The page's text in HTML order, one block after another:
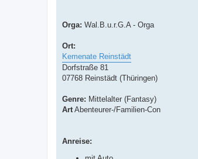
Orga: Wal.B.u.r.G.A - Orga
Ort:
Kemenate Reinstädt
Dorfstraße 81
07768 Reinstädt (Thüringen)
Genre: Mittelalter (Fantasy)
ArtAbenteurer-/Familien-Con
Anreise: